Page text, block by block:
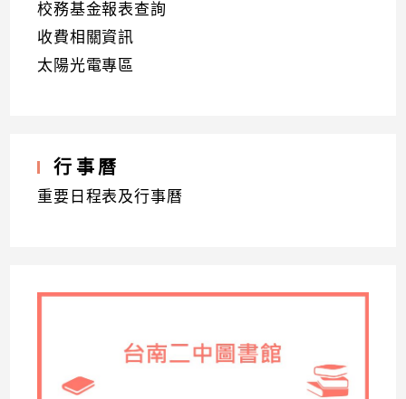
校務基金報表查詢
收費相關資訊
太陽光電專區
行事曆
重要日程表及行事曆